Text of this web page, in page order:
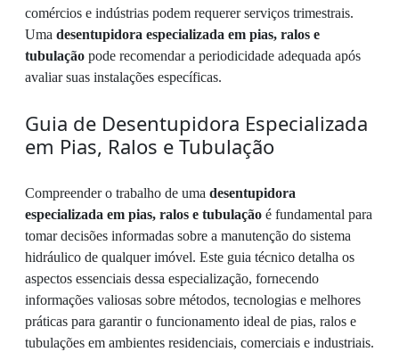
comércios e indústrias podem requerer serviços trimestrais.
Uma desentupidora especializada em pias, ralos e
tubulação pode recomendar a periodicidade adequada após
avaliar suas instalações específicas.
Guia de Desentupidora Especializada
em Pias, Ralos e Tubulação
Compreender o trabalho de uma desentupidora
especializada em pias, ralos e tubulação é fundamental para
tomar decisões informadas sobre a manutenção do sistema
hidráulico de qualquer imóvel. Este guia técnico detalha os
aspectos essenciais dessa especialização, fornecendo
informações valiosas sobre métodos, tecnologias e melhores
práticas para garantir o funcionamento ideal de pias, ralos e
tubulações em ambientes residenciais, comerciais e industriais.